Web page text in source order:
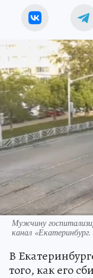
Мужчину
канал «Екатеринбург.
В
того, как его